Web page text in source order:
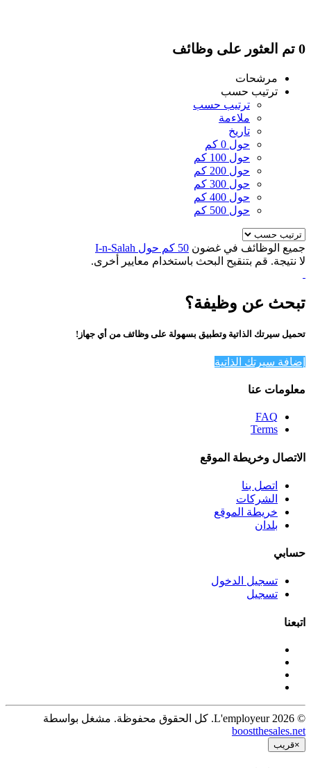
0 تم العثور على وظائف
مرشحات
ترتيب حسب
ترتيب حسب
ملاءمة
تاريخ
حول 0 كم
حول 100 كم
حول 200 كم
حول 300 كم
حول 400 كم
حول 500 كم
جميع الوظائف في غضون 50 كم حول I-n-Salah
لا نتيجة. قم بتنقيح البحث باستخدام معايير أخرى.
تبحث عن وظيفة؟
تحميل سيرتك الذاتية وتطبيق بسهولة على وظائف من أي جهاز!
إضافة سيرتك الذاتية
معلومات عنا
FAQ
Terms
الاتصال وخريطة الموقع
اتصل بنا
الشركات
خريطة الموقع
بلدان
حسابي
تسجيل الدخول
تسجيل
اتبعنا
© 2026 L'employeur. كل الحقوق محفوظة. مشغل بواسطة
boostthesales.net
×قريب